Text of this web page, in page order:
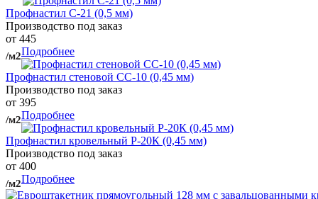
Профнастил С-21 (0,5 мм)
Производство под заказ
от 445
/м2Подробнее
Профнастил стеновой СС-10 (0,45 мм)
Производство под заказ
от 395
/м2Подробнее
Профнастил кровельный Р-20К (0,45 мм)
Производство под заказ
от 400
/м2Подробнее